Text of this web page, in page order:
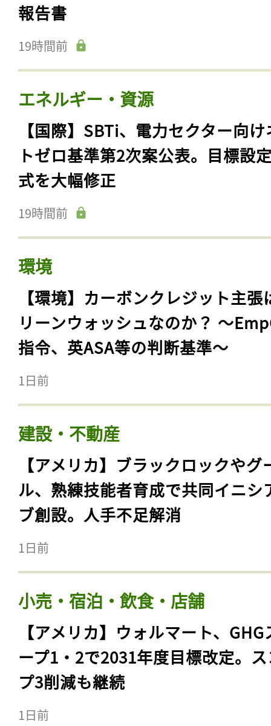
報告書
19時間前
エネルギー・資源
【国際】SBTi、電力セクター向
トゼロ基準第2次案公表。目標設
式を大幅修正
19時間前
環境
【環境】カーボンクレジット主張
リーンウォッシュなのか？ 〜
指令、英ASA等の判断基準〜
1日前
建設・不動産
【アメリカ】ブラックロックやグ
ル、熟練技能者育成で共同イニシ
ブ創設。人手不足解消
1日前
小売・宿泊・飲食・店舗
【アメリカ】ウォルマート、GHG
ープ1・2で2031年度目標改定。
プ3削減も継続
1日前